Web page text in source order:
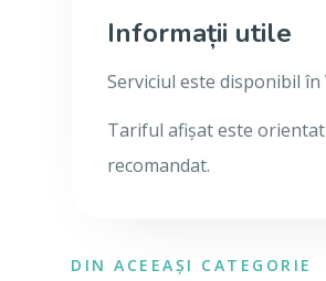
Informații utile
Serviciul este disponibil în
Tariful afișat este
recomandat.
DIN ACEEAȘI CATEGORIE